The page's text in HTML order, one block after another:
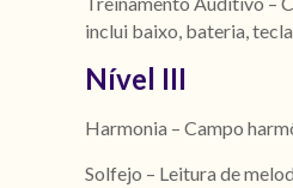
inclui baixo, bateria,
Nível III
Harmonia – Campo
Solfejo – Leitura de